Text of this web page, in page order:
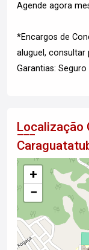
Agende agora
*Encargos de
aluguel, consultar
Garantias: Seguro
Localização
+
−